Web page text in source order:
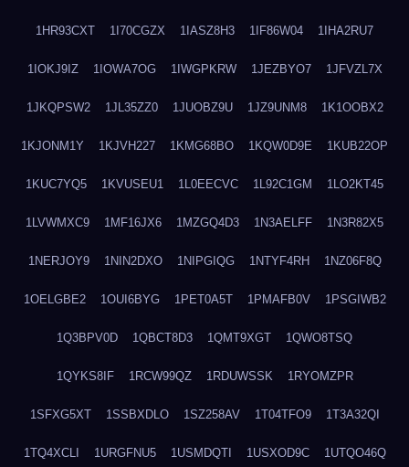
1HR93CXT 1I70CGZX 1IASZ8H3 1IF86W04 1IHA2RU7
1IOKJ9IZ 1IOWA7OG 1IWGPKRW 1JEZBYO7 1JFVZL7X
1JKQPSW2 1JL35ZZ0 1JUOBZ9U 1JZ9UNM8 1K1OOBX2
1KJONM1Y 1KJVH227 1KMG68BO 1KQW0D9E 1KUB22OP
1KUC7YQ5 1KVUSEU1 1L0EECVC 1L92C1GM 1LO2KT45
1LVWMXC9 1MF16JX6 1MZGQ4D3 1N3AELFF 1N3R82X5
1NERJOY9 1NIN2DXO 1NIPGIQG 1NTYF4RH 1NZ06F8Q
1OELGBE2 1OUI6BYG 1PET0A5T 1PMAFB0V 1PSGIWB2
1Q3BPV0D 1QBCT8D3 1QMT9XGT 1QWO8TSQ
1QYKS8IF 1RCW99QZ 1RDUWSSK 1RYOMZPR
1SFXG5XT 1SSBXDLO 1SZ258AV 1T04TFO9 1T3A32QI
1TQ4XCLI 1URGFNU5 1USMDQTI 1USXOD9C 1UTQO46Q